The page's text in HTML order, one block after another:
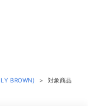
BROWN) ＞
対象商品